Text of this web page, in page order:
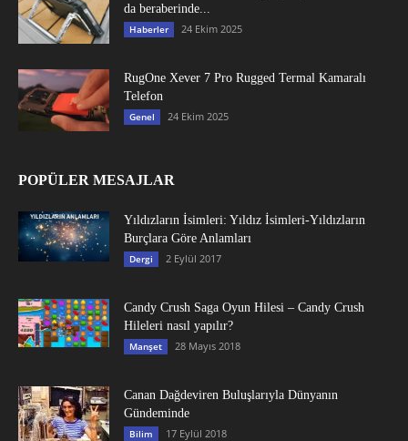
da beraberinde...
Haberler 24 Ekim 2025
RugOne Xever 7 Pro Rugged Termal Kamaralı
Telefon
Genel 24 Ekim 2025
POPÜLER MESAJLAR
Yıldızların İsimleri: Yıldız İsimleri-Yıldızların
Burçlara Göre Anlamları
Dergi 2 Eylül 2017
Candy Crush Saga Oyun Hilesi – Candy Crush
Hileleri nasıl yapılır?
Manşet 28 Mayıs 2018
Canan Dağdeviren Buluşlarıyla Dünyanın
Gündeminde
Bilim 17 Eylül 2018